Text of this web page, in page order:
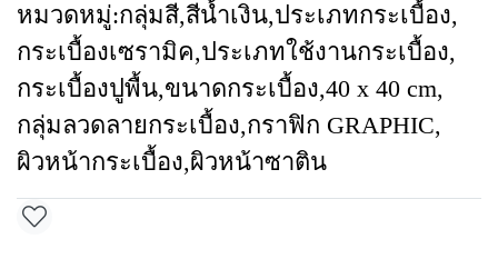
หมวดหมู่:กลุ่มสี,สีน้ำเงิน,ประเภทกระเบื้อง,
กระเบื้องเซรามิค,ประเภทใช้งานกระเบื้อง,
กระเบื้องปูพื้น,ขนาดกระเบื้อง,40 x 40 cm,
กลุ่มลวดลายกระเบื้อง,กราฟิก GRAPHIC,
ผิวหน้ากระเบื้อง,ผิวหน้าซาติน